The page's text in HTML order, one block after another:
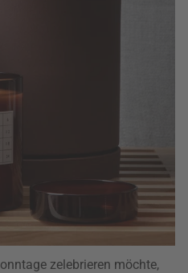
zelebrieren möchte,